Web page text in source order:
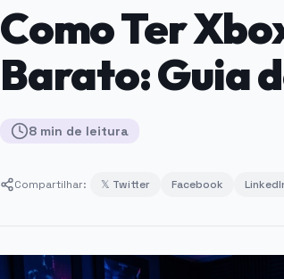
Como Ter
Barato: Guia
8 min de leitura
Compartilhar: 𝕏 Twitter Facebook